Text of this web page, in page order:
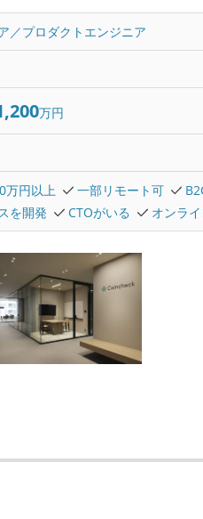
／プロダクトエンジニア
万円
万円以上 一部リモート可
を開発
CTOがいる オンラ